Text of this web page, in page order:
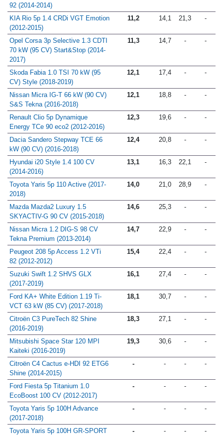
92 (2014-2014)
KIA Rio 5p 1.4 CRDi VGT Emotion
(2012-2015)
11,2 14,1 21,3 -
Opel Corsa 3p Selective 1.3 CDTI
70 kW (95 CV) Start&Stop (2014-
2017)
11,3 14,7 - -
Skoda Fabia 1.0 TSI 70 kW (95
CV) Style (2018-2019)
12,1 17,4 - -
Nissan Micra IG-T 66 kW (90 CV)
S&S Tekna (2016-2018)
12,1 18,8 - -
Renault Clio 5p Dynamique
Energy TCe 90 eco2 (2012-2016)
12,3 19,6 - -
Dacia Sandero Stepway TCE 66
kW (90 CV) (2016-2018)
12,4 20,8 - -
Hyundai i20 Style 1.4 100 CV
(2014-2016)
13,1 16,3 22,1 -
Toyota Yaris 5p 110 Active (2017-
2018)
14,0 21,0 28,9 -
Mazda Mazda2 Luxury 1.5
SKYACTIV-G 90 CV (2015-2018)
14,6 25,3 - -
Nissan Micra 1.2 DIG-S 98 CV
Tekna Premium (2013-2014)
14,7 22,9 - -
Peugeot 208 5p Access 1.2 VTi
82 (2012-2012)
15,4 22,4 - -
Suzuki Swift 1.2 SHVS GLX
(2017-2019)
16,1 27,4 - -
Ford KA+ White Edition 1.19 Ti-
VCT 63 kW (85 CV) (2017-2018)
18,1 30,7 - -
Citroën C3 PureTech 82 Shine
(2016-2019)
18,3 27,1 - -
Mitsubishi Space Star 120 MPI
Kaiteki (2016-2019)
19,3 30,6 - -
Citroën C4 Cactus e-HDI 92 ETG6
Shine (2014-2015)
- - - -
Ford Fiesta 5p Titanium 1.0
EcoBoost 100 CV (2012-2017)
- - - -
Toyota Yaris 5p 100H Advance
(2017-2018)
- - - -
Toyota Yaris 5p 100H GR-SPORT
- - - -